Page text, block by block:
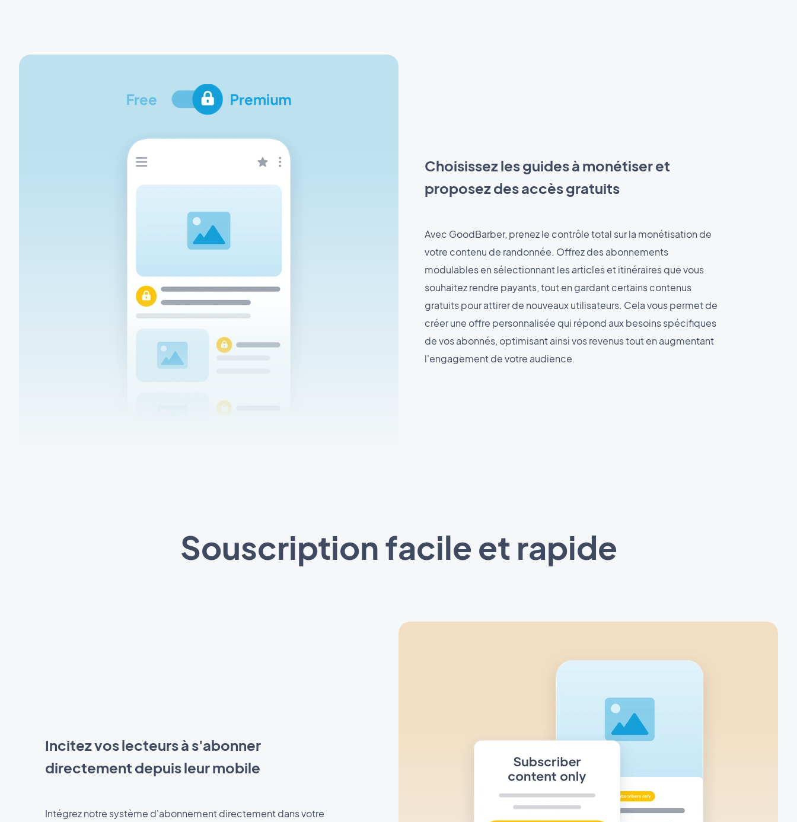
Choisissez les guides à monétiser et
proposez des accès gratuits
Avec GoodBarber, prenez le contrôle total sur la monétisation de
votre contenu de randonnée. Offrez des abonnements
modulables en sélectionnant les articles et itinéraires que vous
souhaitez rendre payants, tout en gardant certains contenus
gratuits pour attirer de nouveaux utilisateurs. Cela vous permet de
créer une offre personnalisée qui répond aux besoins spécifiques
de vos abonnés, optimisant ainsi vos revenus tout en augmentant
l'engagement de votre audience.
Souscription facile et rapide
Incitez vos lecteurs à s'abonner
directement depuis leur mobile
Intégrez notre système d'abonnement directement dans votre